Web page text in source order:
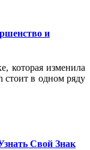
и
которая изменила
стоит в одном ряду
Свой Знак